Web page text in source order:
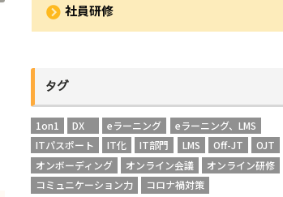
社員研修
タグ
1on1 DX eラーニング
eラーニング、LMS
ITパスポート
IT化 IT部門 LMS Off-JT
OJT
オンボーディング
オンライン会議
オンライン研修
コミュニケーション力
コロナ禍対策